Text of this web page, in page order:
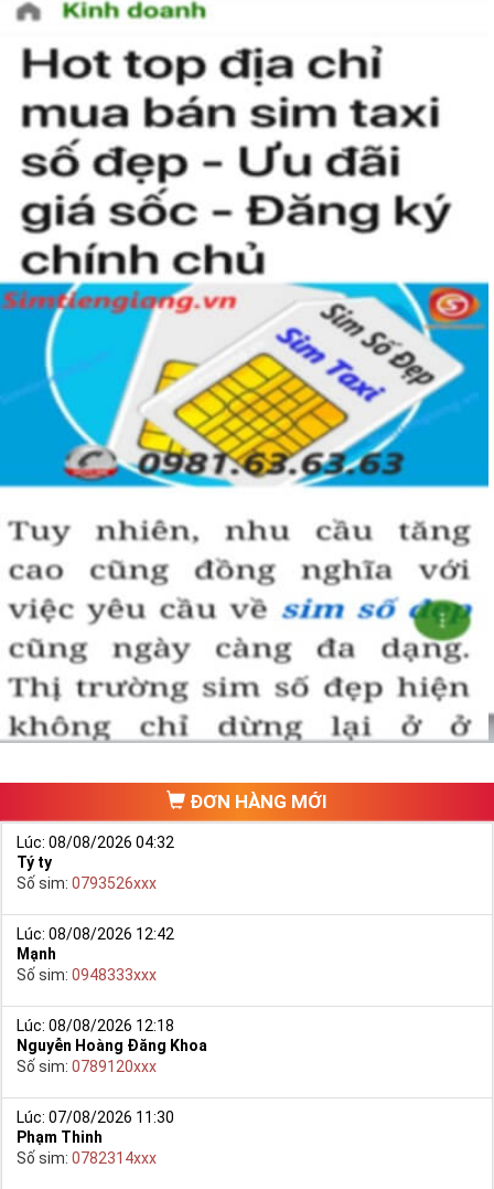
ĐƠN HÀNG MỚI
Lúc: 08/08/2026 04:32
Tý ty
Số sim: 0793526xxx
Lúc: 08/08/2026 12:42
Mạnh
Số sim: 0948333xxx
Lúc: 08/08/2026 12:18
Nguyễn Hoàng Đăng Khoa
Số sim: 0789120xxx
Lúc: 07/08/2026 11:30
Phạm Thinh
Số sim: 0782314xxx